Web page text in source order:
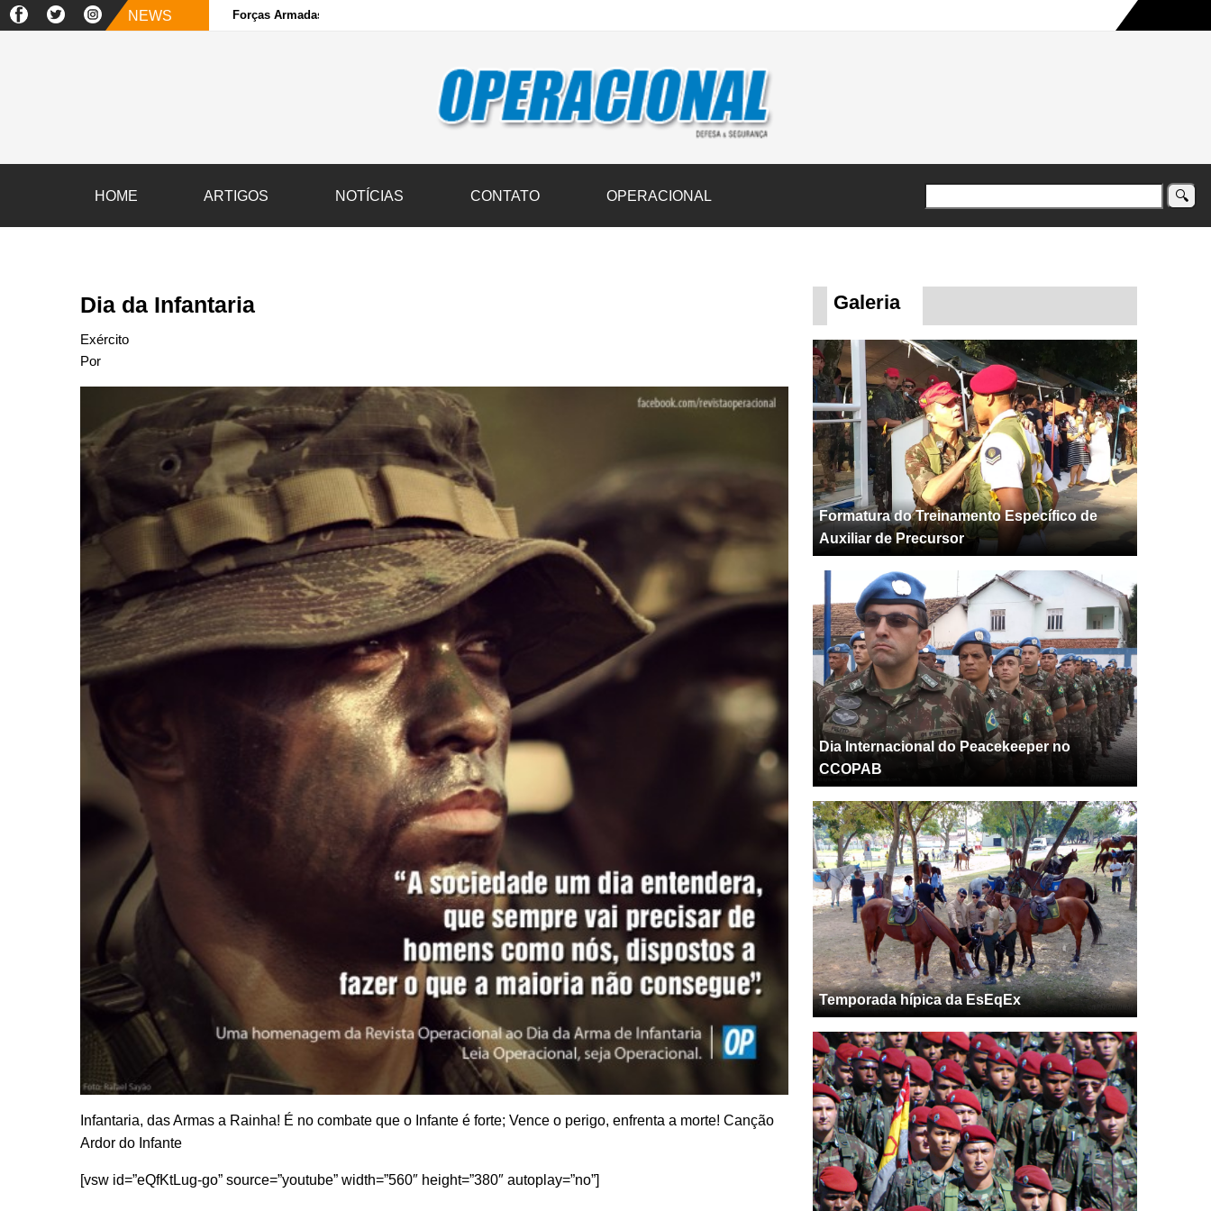
NEWS Forças Armadas e sociedade civil transportam 3,6 mil toneladas de donativos ao Rio Grande do Sul na maior campanha humanitária já registrada no país
HOME ARTIGOS NOTÍCIAS CONTATO OPERACIONAL
Dia da Infantaria
Exército
Por
Infantaria, das Armas a Rainha! É no combate que o Infante é forte; Vence o perigo, enfrenta a morte! Canção
Ardor do Infante
[vsw id=”eQfKtLug-go” source=”youtube” width=”560″ height=”380″ autoplay=”no”]
Galeria
Formatura do Treinamento Específico de
Auxiliar de Precursor
Dia Internacional do Peacekeeper no
CCOPAB
Temporada hípica da EsEqEx